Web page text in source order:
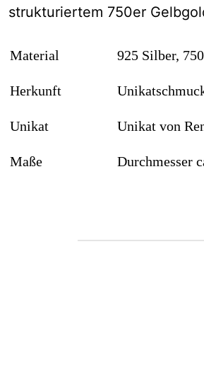
strukturiertem 750er
Material 925 Silber,
Herkunft
Unikat Unikat von
Maße Durchmesser